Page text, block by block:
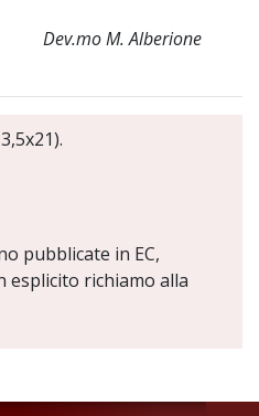
Dev.mo M. Alberione
pubblicate in EC,
esplicito richiamo alla